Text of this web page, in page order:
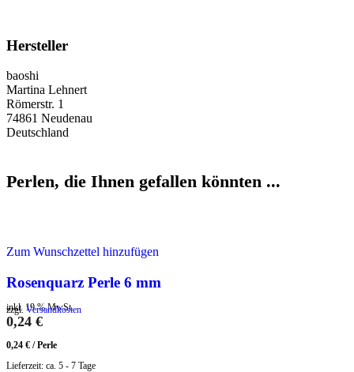
Hersteller
baoshi
Martina Lehnert
Römerstr. 1
74861 Neudenau
Deutschland
Perlen, die Ihnen gefallen könnten ...
Zum Wunschzettel hinzufügen
Rosenquarz Perle 6 mm
inkl. 19 % MwSt.
zzgl. Versandkosten
0,24 €
0,24 € /Perle
Lieferzeit: ca. 5 - 7 Tage